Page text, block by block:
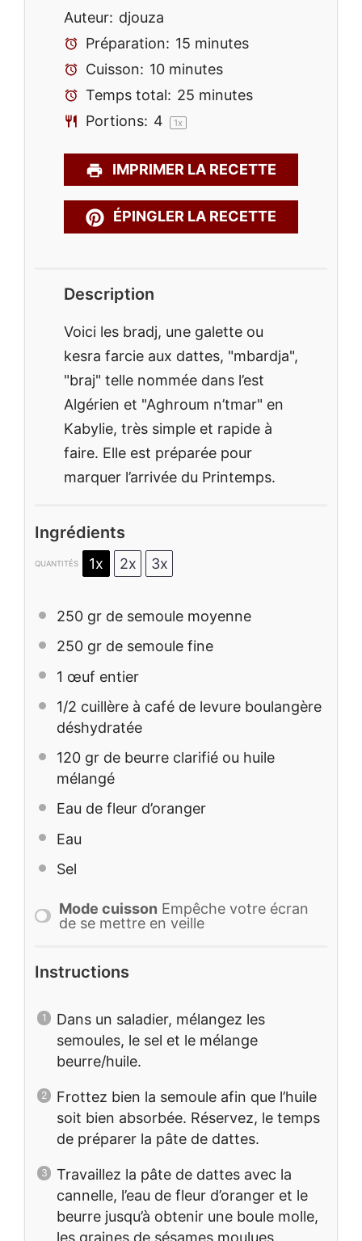
Auteur: djouza
Préparation: 15 minutes
Cuisson: 10 minutes
Temps total: 25 minutes
Portions: 4 1x
IMPRIMER LA RECETTE
ÉPINGLER LA RECETTE
Description
Voici les bradj, une galette ou
kesra farcie aux dattes, "mbardja",
"braj" telle nommée dans l’est
Algérien et "Aghroum n’tmar" en
Kabylie, très simple et rapide à
faire. Elle est préparée pour
marquer l’arrivée du Printemps.
Ingrédients
QUANTITÉS 1x 2x 3x
250 gr de semoule moyenne
250 gr de semoule fine
1 œuf entier
1/2 cuillère à café de levure boulangère
déshydratée
120 gr de beurre clarifié ou huile
mélangé
Eau de fleur d’oranger
Eau
Sel
Mode cuisson Empêche votre écran
de se mettre en veille
Instructions
Dans un saladier, mélangez les
semoules, le sel et le mélange
beurre/huile.
Frottez bien la semoule afin que l’huile
soit bien absorbée. Réservez, le temps
de préparer la pâte de dattes.
Travaillez la pâte de dattes avec la
cannelle, l’eau de fleur d’oranger et le
beurre jusqu’à obtenir une boule molle,
les graines de sésames moulues.